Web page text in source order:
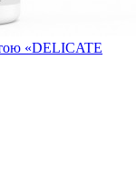
«DELICATE